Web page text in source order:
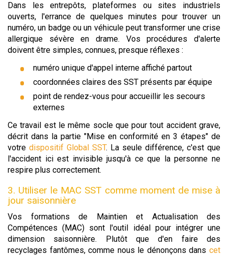
Dans les entrepôts, plateformes ou sites industriels
ouverts, l'errance de quelques minutes pour trouver un
numéro, un badge ou un véhicule peut transformer une crise
allergique sévère en drame. Vos procédures d'alerte
doivent être simples, connues, presque réflexes :
numéro unique d'appel interne affiché partout
coordonnées claires des SST présents par équipe
point de rendez-vous pour accueillir les secours
externes
Ce travail est le même socle que pour tout accident grave,
décrit dans la partie "Mise en conformité en 3 étapes" de
votre dispositif Global SST. La seule différence, c'est que
l'accident ici est invisible jusqu'à ce que la personne ne
respire plus correctement.
3. Utiliser le MAC SST comme moment de mise à
jour saisonnière
Vos formations de Maintien et Actualisation des
Compétences (MAC) sont l'outil idéal pour intégrer une
dimension saisonnière. Plutôt que d'en faire des
recyclages fantômes, comme nous le dénonçons dans cet